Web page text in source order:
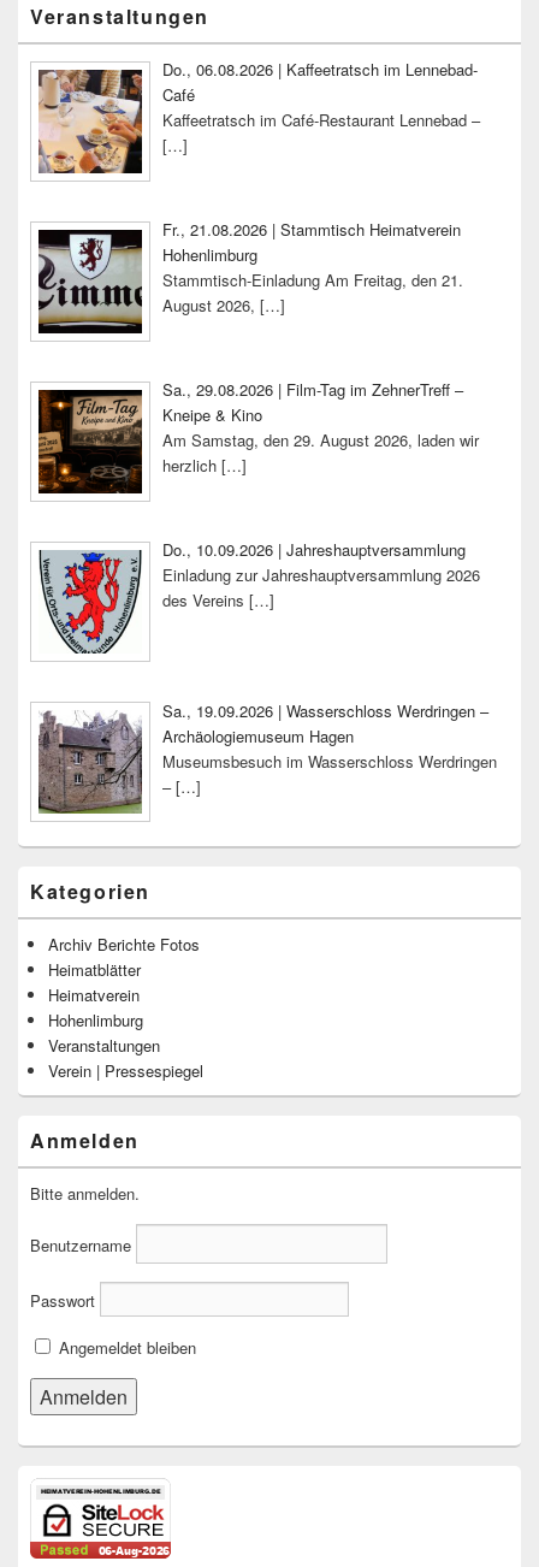
Seitenleisten-
Widgetbereich
Veranstaltungen
Do., 06.08.2026 | Kaffeetratsch im Lennebad-
Café
Kaffeetratsch im Café-Restaurant Lennebad –
[…]
Fr., 21.08.2026 | Stammtisch Heimatverein
Hohenlimburg
Stammtisch-Einladung Am Freitag, den 21.
August 2026, […]
Sa., 29.08.2026 | Film-Tag im ZehnerTreff –
Kneipe & Kino
Am Samstag, den 29. August 2026, laden wir
herzlich […]
Do., 10.09.2026 | Jahreshauptversammlung
Einladung zur Jahreshauptversammlung 2026
des Vereins […]
Sa., 19.09.2026 | Wasserschloss Werdringen –
Archäologiemuseum Hagen
Museumsbesuch im Wasserschloss Werdringen
–[…]
Kategorien
Archiv Berichte Fotos
Heimatblätter
Heimatverein
Hohenlimburg
Veranstaltungen
Verein | Pressespiegel
Anmelden
Bitte anmelden.
Benutzername
Passwort
Angemeldet bleiben